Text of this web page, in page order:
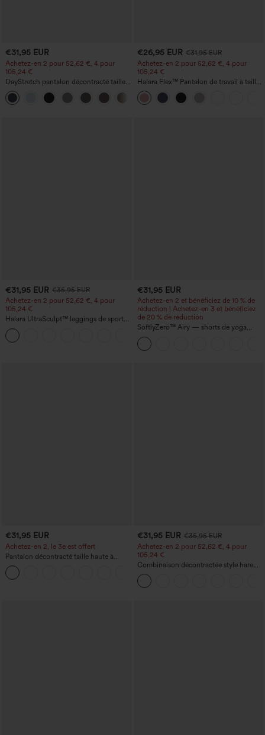
€31,95 EUR
Achetez-en 2 pour 52,62 €, 4 pour
105,24 €
DayStretch pantalon décontracté taille
haute avec poches et coupe droite
+23
€26,95 EUR €31,95 EUR
Achetez-en 2 pour 52,62 €, 4 pour
105,24 €
Halara Flex™ Pantalon de travail à taille
haute, jambe large, avec poches, en
maille gaufrée
€31,95 EUR €35,95 EUR
Achetez-en 2 pour 52,62 €, 4 pour
105,24 €
Halara UltraSculpt™ leggings de sport
taille haute sculptants — rehaussement
fessier, maintien du ventre, avec poche
€31,95 EUR
Achetez-en 2 et bénéficiez de 10 % de
réduction | Achetez-en 3 et bénéficiez
de 20 % de réduction
SoftlyZero™ Airy — shorts de yoga
super taille haute 2-en-1 InstantCool
avec poches
€31,95 EUR
Achetez-en 2, le 3e est offert
Pantalon décontracté taille haute à
cordon, coupe large en mélange de lin,
avec poches
€31,95 EUR €35,95 EUR
Achetez-en 2 pour 52,62 €, 4 pour
105,24 €
Combinaison décontractée style harem,
encolure en U et poche - Édition Easy
Peezy